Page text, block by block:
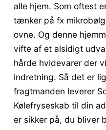
alle hjem. Som oftest
tænker på fx
ovne. Og denne
vifte af et alsidigt
hårde hvidevarer der
indretning. Så det er
fragtmanden leverer
Kølefryseskab til din
er sikker på, du bliver